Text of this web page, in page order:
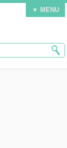
▼ MENU